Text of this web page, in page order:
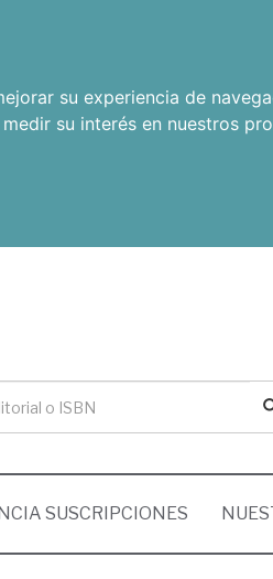
su experiencia de
medir su interés en nuestros
SUSCRIPCIONES